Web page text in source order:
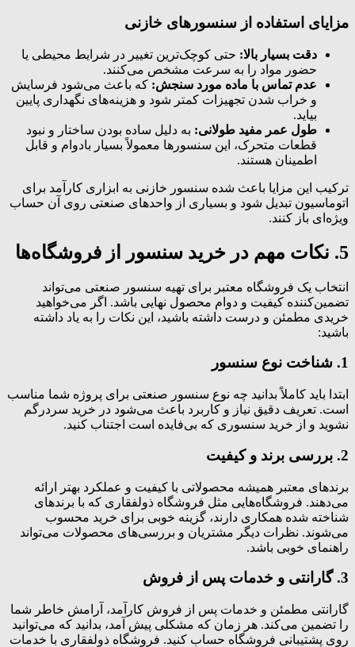
مزایای استفاده از سنسورهای خازنی
دقت بسیار بالا: حتی کوچک‌ترین تغییر در شرایط محیطی یا
حضور مواد را به سرعت مشخص می‌کنند.
عدم تماس با ماده مورد سنجش: که باعث می‌شود فرسایش
و خراب شدن تجهیزات کمتر شود و هزینه‌های نگهداری پایین
بیاید.
طول عمر مفید طولانی: به دلیل ساده بودن ساختار و نبود
قطعات متحرک، این سنسورها معمولاً بسیار بادوام و قابل
اطمینان هستند.
ترکیب این مزایا باعث شده سنسور خازنی به ابزاری کارآمد برای
اتوماسیون تبدیل شود و بسیاری از واحدهای صنعتی روی آن حساب
ویژه‌ای باز کنند.
5. نکات مهم در خرید سنسور از فروشگاه‌ها
انتخاب یک فروشگاه معتبر برای تهیه سنسور صنعتی می‌تواند
تضمین‌کننده کیفیت و دوام محصول نهایی باشد. اگر می‌خواهید
خریدی مطمئن و درست داشته باشید، این نکات را به یاد داشته
باشید:
1. شناخت نوع سنسور
ابتدا باید کاملاً بدانید چه نوع سنسور صنعتی برای پروژه شما مناسب
است. تعریف دقیق نیاز و کاربرد باعث می‌شود در خرید سردرگم
نشوید و از خرید سنسوری که بی‌فایده است اجتناب کنید.
2. بررسی برند و کیفیت
برندهای معتبر همیشه محصولاتی با کیفیت و عملکرد بهتر ارائه
می‌دهند. فروشگاه‌هایی مثل فروشگاه ذولفقاری که با برندهای
شناخته شده همکاری دارند، گزینه خوبی برای خرید محسوب
می‌شوند. نظرات دیگر مشتریان و بررسی‌های محصولات می‌تواند
راهنمای خوبی باشد.
3. گارانتی و خدمات پس از فروش
گارانتی مطمئن و خدمات پس از فروش کارآمد، آرامش خاطر شما
را تضمین می‌کند. هر زمان که مشکلی پیش آمد، بدانید که می‌توانید
روی پشتیبانی فروشگاه حساب کنید. فروشگاه ذولفقاری با خدمات